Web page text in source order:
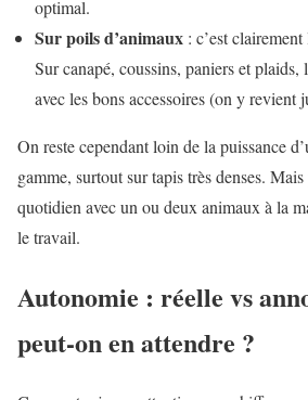
optimal.
Sur poils d’animaux : c’est
Sur canapé, coussins, paniers et
avec les bons accessoires (on y revient
On reste cependant loin de la puissance
gamme, surtout sur tapis très denses.
quotidien avec un ou deux animaux à la
le travail.
Autonomie : réelle vs
peut-on en attendre ?